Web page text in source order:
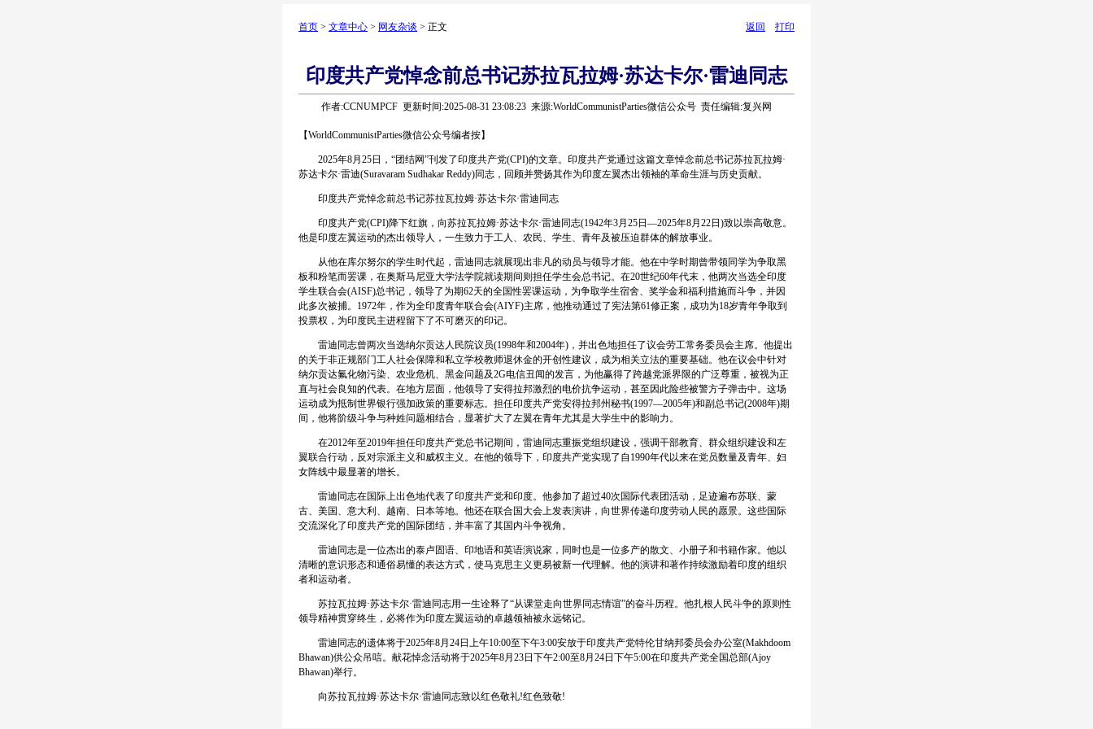
首页 > 文章中心 > 网友杂谈 > 正文 返回 打印
印度共产党悼念前总书记苏拉瓦拉姆·苏达卡尔·雷迪同志
作者:CCNUMPCF 更新时间:2025-08-31 23:08:23 来源:WorldCommunistParties微信公众号 责任编辑:复兴网
【WorldCommunistParties微信公众号编者按】
2025年8月25日，“团结网”刊发了印度共产党(CPI)的文章。印度共产党通过这篇文章悼念前总书记苏拉瓦拉姆·
苏达卡尔·雷迪(Suravaram Sudhakar Reddy)同志，回顾并赞扬其作为印度左翼杰出领袖的革命生涯与历史贡献。
印度共产党悼念前总书记苏拉瓦拉姆·苏达卡尔·雷迪同志
印度共产党(CPI)降下红旗，向苏拉瓦拉姆·苏达卡尔·雷迪同志(1942年3月25日—2025年8月22日)致以崇高敬意。
他是印度左翼运动的杰出领导人，一生致力于工人、农民、学生、青年及被压迫群体的解放事业。
从他在库尔努尔的学生时代起，雷迪同志就展现出非凡的动员与领导才能。他在中学时期曾带领同学为争取黑
板和粉笔而罢课，在奥斯马尼亚大学法学院就读期间则担任学生会总书记。在20世纪60年代末，他两次当选全印度
学生联合会(AISF)总书记，领导了为期62天的全国性罢课运动，为争取学生宿舍、奖学金和福利措施而斗争，并因
此多次被捕。1972年，作为全印度青年联合会(AIYF)主席，他推动通过了宪法第61修正案，成功为18岁青年争取到
投票权，为印度民主进程留下了不可磨灭的印记。
雷迪同志曾两次当选纳尔贡达人民院议员(1998年和2004年)，并出色地担任了议会劳工常务委员会主席。他提出
的关于非正规部门工人社会保障和私立学校教师退休金的开创性建议，成为相关立法的重要基础。他在议会中针对
纳尔贡达氟化物污染、农业危机、黑金问题及2G电信丑闻的发言，为他赢得了跨越党派界限的广泛尊重，被视为正
直与社会良知的代表。在地方层面，他领导了安得拉邦激烈的电价抗争运动，甚至因此险些被警方子弹击中。这场
运动成为抵制世界银行强加政策的重要标志。担任印度共产党安得拉邦州秘书(1997—2005年)和副总书记(2008年)期
间，他将阶级斗争与种姓问题相结合，显著扩大了左翼在青年尤其是大学生中的影响力。
在2012年至2019年担任印度共产党总书记期间，雷迪同志重振党组织建设，强调干部教育、群众组织建设和左
翼联合行动，反对宗派主义和威权主义。在他的领导下，印度共产党实现了自1990年代以来在党员数量及青年、妇
女阵线中最显著的增长。
雷迪同志在国际上出色地代表了印度共产党和印度。他参加了超过40次国际代表团活动，足迹遍布苏联、蒙
古、美国、意大利、越南、日本等地。他还在联合国大会上发表演讲，向世界传递印度劳动人民的愿景。这些国际
交流深化了印度共产党的国际团结，并丰富了其国内斗争视角。
雷迪同志是一位杰出的泰卢固语、印地语和英语演说家，同时也是一位多产的散文、小册子和书籍作家。他以
清晰的意识形态和通俗易懂的表达方式，使马克思主义更易被新一代理解。他的演讲和著作持续激励着印度的组织
者和运动者。
苏拉瓦拉姆·苏达卡尔·雷迪同志用一生诠释了“从课堂走向世界同志情谊”的奋斗历程。他扎根人民斗争的原则性
领导精神贯穿终生，必将作为印度左翼运动的卓越领袖被永远铭记。
雷迪同志的遗体将于2025年8月24日上午10:00至下午3:00安放于印度共产党特伦甘纳邦委员会办公室(Makhdoom
Bhawan)供公众吊唁。献花悼念活动将于2025年8月23日下午2:00至8月24日下午5:00在印度共产党全国总部(Ajoy
Bhawan)举行。
向苏拉瓦拉姆·苏达卡尔·雷迪同志致以红色敬礼!红色致敬!